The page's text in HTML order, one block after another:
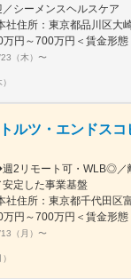
社の定める業務
シーメンスヘルスケア
（木） 〜
ルツ・エンドス
週2リモート可・WLB◎／
定した事業基盤
（月） 〜